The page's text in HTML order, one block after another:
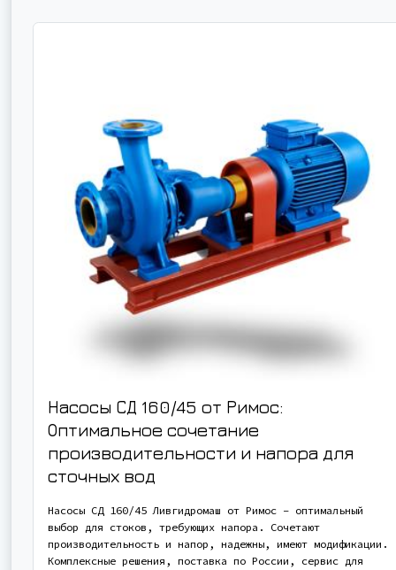
Насосы СД 160/45 от Римос:
Оптимальное сочетание
производительности и напора для
сточных вод
Насосы СД 160/45 Ливгидромаш от Римос – оптимальный
выбор для стоков, требующих напора. Сочетают
производительность и напор, надежны, имеют модификации.
Комплексные решения, поставка по России, сервис для